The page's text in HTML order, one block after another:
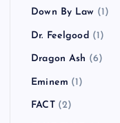
Down By Law (1)
Dr. Feelgood (1)
Dragon Ash (6)
Eminem (1)
FACT(2)